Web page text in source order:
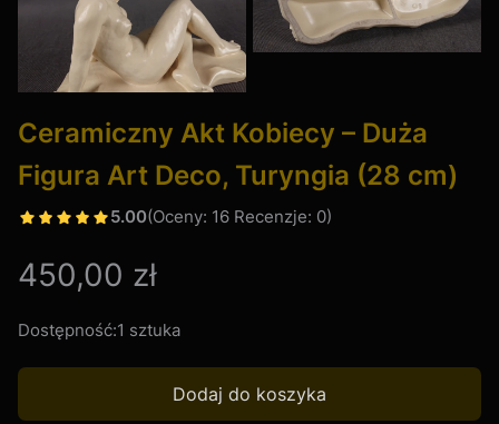
Ceramiczny Akt Kobiecy – Duża
Figura Art Deco, Turyngia (28 cm)
5.00(Oceny: 16 Recenzje: 0)
Cena
450,00 zł
Dostępność:1 sztuka
Dodaj do koszyka